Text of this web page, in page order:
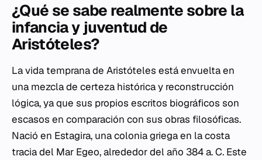
¿Qué se sabe realmente sobre la
infancia y juventud de
Aristóteles?
La vida temprana de Aristóteles está envuelta en
una mezcla de certeza histórica y reconstrucción
lógica, ya que sus propios escritos biográficos son
escasos en comparación con sus obras filosóficas.
Nació en Estagira, una colonia griega en la costa
tracia del Mar Egeo, alrededor del año 384 a. C. Este